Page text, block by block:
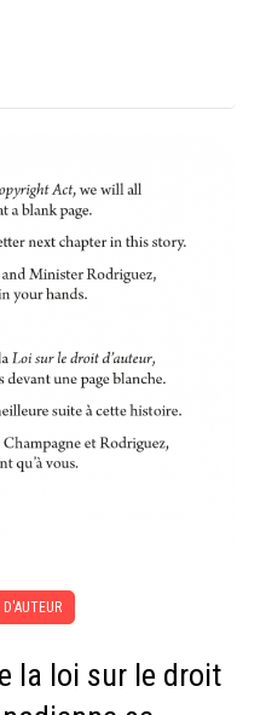
D'AUTEUR
la loi sur le droit